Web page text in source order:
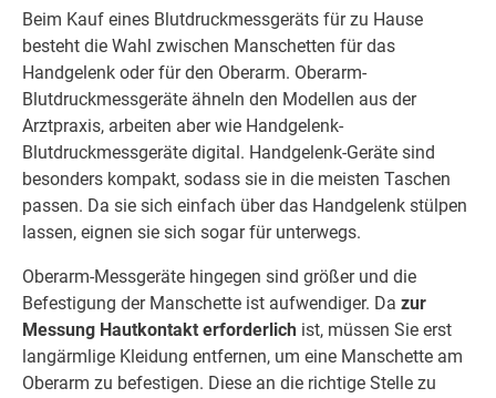
Beim Kauf eines Blutdruckmessgeräts für zu Hause
besteht die Wahl zwischen Manschetten für das
Handgelenk oder für den Oberarm. Oberarm-
Blutdruckmessgeräte ähneln den Modellen aus der
Arztpraxis, arbeiten aber wie Handgelenk-
Blutdruckmessgeräte digital. Handgelenk-Geräte sind
besonders kompakt, sodass sie in die meisten Taschen
passen. Da sie sich einfach über das Handgelenk stülpen
lassen, eignen sie sich sogar für unterwegs.
Oberarm-Messgeräte hingegen sind größer und die
Befestigung der Manschette ist aufwendiger. Da zur
Messung Hautkontakt erforderlich ist, müssen Sie erst
langärmlige Kleidung entfernen, um eine Manschette am
Oberarm zu befestigen. Diese an die richtige Stelle zu